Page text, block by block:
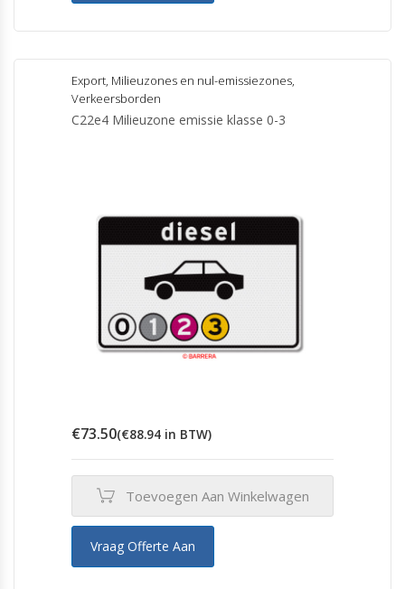
Export, Milieuzones en nul-emissiezones,
Verkeersborden
C22e4 Milieuzone emissie klasse 0-3
€73.50(€88.94 in BTW)
Toevoegen Aan Winkelwagen
Vraag Offerte Aan